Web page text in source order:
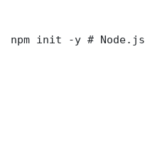
npm init -y # Node.js